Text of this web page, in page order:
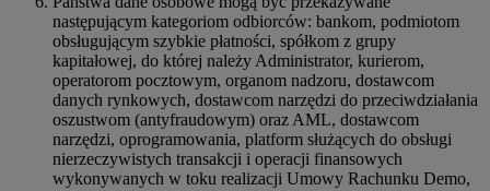
następującym kategoriom odbiorców: bankom, podmiotom
obsługującym szybkie płatności, spółkom z grupy
kapitałowej, do której należy Administrator, kurierom,
operatorom pocztowym, organom nadzoru, dostawcom
danych rynkowych, dostawcom narzędzi do przeciwdziałania
oszustwom (antyfraudowym) oraz AML, dostawcom
narzędzi, oprogramowania, platform służących do obsługi
nierzeczywistych transakcji i operacji finansowych
wykonywanych w toku realizacji Umowy Rachunku Demo,